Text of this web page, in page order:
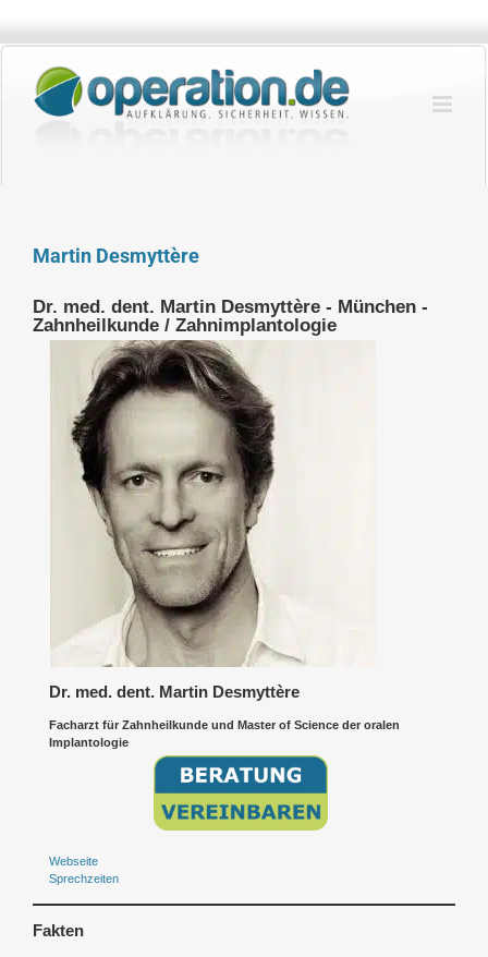
springen
Martin Desmyttère
Dr. med. dent. Martin Desmyttère - München -
Zahnheilkunde / Zahnimplantologie
Dr. med. dent. Martin Desmyttère
Facharzt für Zahnheilkunde und Master of Science der oralen
Implantologie
Webseite
Sprechzeiten
Fakten